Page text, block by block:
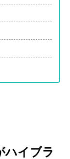
ハイブラ